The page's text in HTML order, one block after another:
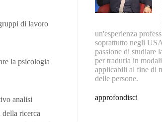
di lavoro
la psicologia
analisi
ricerca
un'esperienza
soprattutto negli
passione di studiare
per tradurla in
applicabili al fine di
delle persone.
approfondisci